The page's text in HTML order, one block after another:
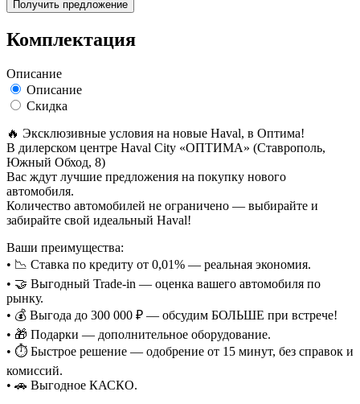
Получить предложение
Комплектация
Описание
Описание
Скидка
🔥 Эксклюзивные условия на новые Haval, в Oптима!
В дилерском центре Haval City «ОПТИМА» (Ставрополь,
Южный Обход, 8)
Вас ждут лучшие предложения на покупку нового
автомобиля.
Количество автомобилей не ограничено — выбирайте и
забирайте свой идеальный Haval!
Ваши преимущества:
• 📉 Ставка по кредиту от 0,01% — реальная экономия.
• 🤝 Выгодный Trade-in — оценка вашего автомобиля по
рынку.
• 💰 Выгода до 300 000 ₽ — обсудим БОЛЬШЕ при встрече!
• 🎁 Подарки — дополнительное оборудование.
• ⏱️ Быстрое решение — одобрение от 15 минут, без справок и
комиссий.
• 🚗 Выгодное КАСКО.